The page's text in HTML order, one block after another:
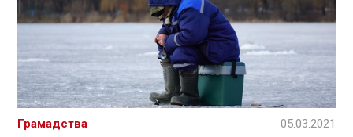
Грамадства 05.03.2021